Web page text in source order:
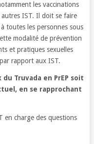
les vaccinations
autres IST. Il doit se faire
toutes les personnes sous
modalité de prévention
et pratiques sexuelles
rapport aux IST.
Truvada en PrEP soit
en se rapprochant
en charge des questions